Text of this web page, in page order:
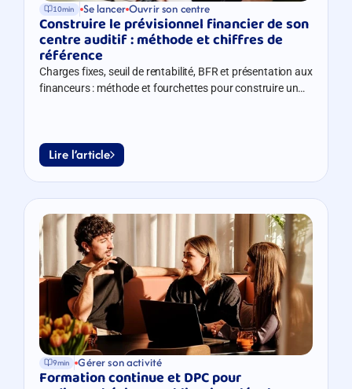
10min Se lancer Ouvrir son centre
Construire le prévisionnel financier de son
centre auditif : méthode et chiffres de
référence
Charges fixes, seuil de rentabilité, BFR et présentation aux
financeurs : méthode et fourchettes pour construire un
Lire l’article
9min Gérer son activité
Formation continue et DPC pour